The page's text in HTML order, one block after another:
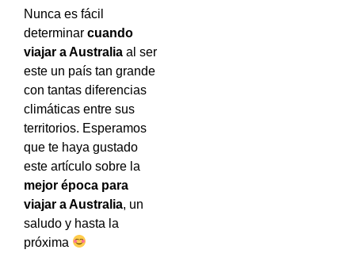
Nunca es fácil
determinar cuando
viajar a Australia al ser
este un país tan grande
con tantas diferencias
climáticas entre sus
territorios. Esperamos
que te haya gustado
este artículo sobre la
mejor época para
viajar a Australia, un
saludo y hasta la
próxima